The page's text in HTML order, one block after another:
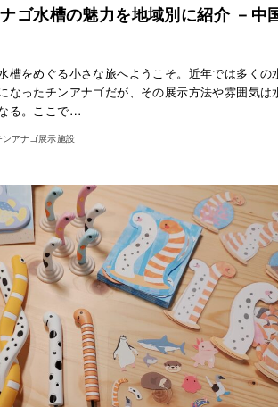
ゴ水槽の魅力を地域別に紹介 －中
槽をめぐる小さな旅へようこそ。近年では多くの
なったチンアナゴだが、その展示方法や雰囲気は
る。ここで…
ンアナゴ展示施設